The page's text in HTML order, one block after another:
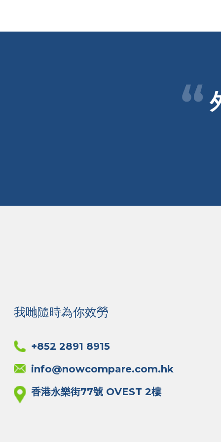
我哋隨時為你效勞
+852 2891 8915
info@nowcompare.com.hk
香港永樂街77號 OVEST 2樓